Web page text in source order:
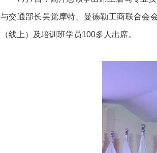
与交通部长吴觉摩特、曼德勒工商联合会
（线上）及培训班学员100多人出席。